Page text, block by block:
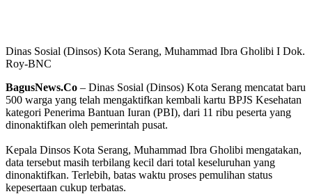
Dinas Sosial (Dinsos) Kota Serang, Muhammad Ibra Gholibi I Dok.
Roy-BNC
BagusNews.Co – Dinas Sosial (Dinsos) Kota Serang mencatat baru
500 warga yang telah mengaktifkan kembali kartu BPJS Kesehatan
kategori Penerima Bantuan Iuran (PBI), dari 11 ribu peserta yang
dinonaktifkan oleh pemerintah pusat.
‎Kepala Dinsos Kota Serang, Muhammad Ibra Gholibi mengatakan,
data tersebut masih terbilang kecil dari total keseluruhan yang
dinonaktifkan. Terlebih, batas waktu proses pemulihan status
kepesertaan cukup terbatas.